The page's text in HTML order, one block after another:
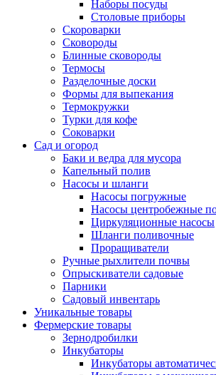
Наборы посуды
Столовые приборы
Скороварки
Сковороды
Блинные сковороды
Термосы
Разделочные доски
Формы для выпекания
Термокружки
Турки для кофе
Соковарки
Сад и огород
Баки и ведра для мусора
Капельный полив
Насосы и шланги
Насосы погружные
Насосы центробежные
Циркуляционные насосы
Шланги поливочные
Проращиватели
Ручные рыхлители почвы
Опрыскиватели садовые
Парники
Садовый инвентарь
Уникальные товары
Фермерские товары
Зернодробилки
Инкубаторы
Инкубаторы